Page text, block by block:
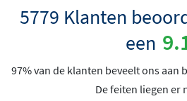
5779 Klanten
een
97% van de klanten beveelt ons aan
De feiten liegen er